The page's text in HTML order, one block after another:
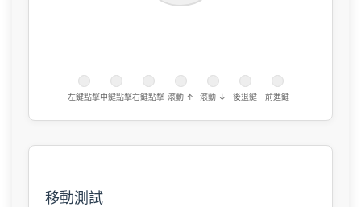
左鍵點擊中鍵點擊右鍵點擊 滾動 ↑ 滾動 ↓ 後退鍵 前進鍵
移動測試